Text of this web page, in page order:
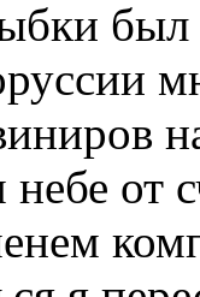
от